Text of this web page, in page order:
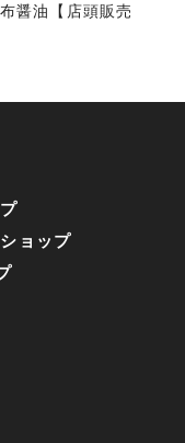
醤油【店頭販売
ョップ